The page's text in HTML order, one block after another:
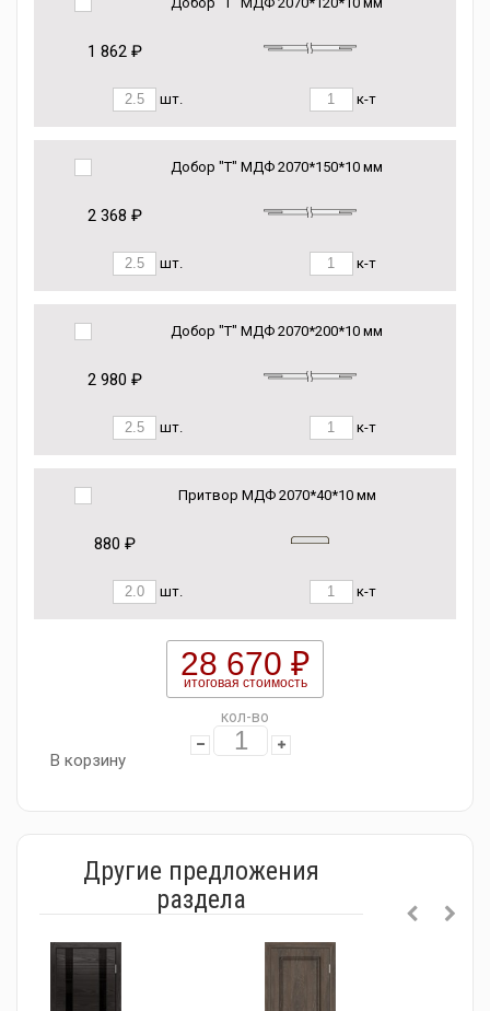
1 862 ₽
шт. к-т
Добор "Т" МДФ 2070*150*10 мм
2 368 ₽
шт. к-т
Добор "Т" МДФ 2070*200*10 мм
2 980 ₽
шт. к-т
Притвор МДФ 2070*40*10 мм
880 ₽
шт. к-т
28 670 ₽
итоговая стоимость
кол-во
В корзину
Другие предложения
раздела